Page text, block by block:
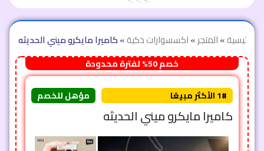
الرئيسية»المتجر»اكسسوارات ذكية»كاميرا مايكرو ميني الحديثه
خصم 50% لفترة محدودة
1# الأكثر مبيعًا مؤهل للخصم
كاميرا مايكرو ميني الحديثه